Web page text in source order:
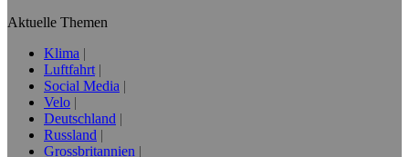
Aktuelle Themen
Klima
Luftfahrt
Social Media
Velo
Deutschland
Russland
Grossbritannien